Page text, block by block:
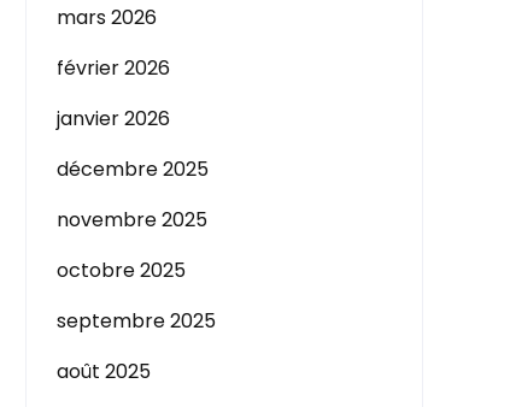
mars 2026
février 2026
janvier 2026
décembre 2025
novembre 2025
octobre 2025
septembre 2025
août 2025